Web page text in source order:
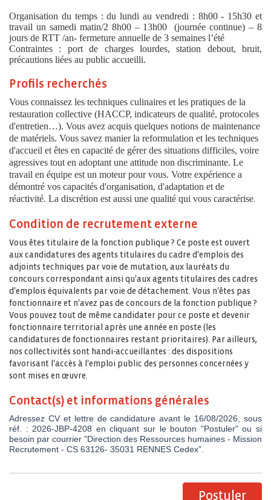
Organisation du temps : du lundi au vendredi : 8h00 - 15h30 et
travail un samedi matin/2 8h00 – 13h00 (journée continue) – 8
jours de RTT /an- fermeture annuelle de 3 semaines l’été
Contraintes : port de charges lourdes, station debout, bruit,
précautions liées au public accueilli.
Profils recherchés
Vous connaissez les techniques culinaires et les pratiques de la
restauration collective (HACCP, indicateurs de qualité, protocoles
d'entretien…). Vous avez acquis quelques notions de maintenance
de matériels. Vous savez manier la reformulation et les techniques
d'accueil et êtes en capacité de gérer des situations difficiles, voire
agressives tout en adoptant une attitude non discriminante. Le
travail en équipe est un moteur pour vous. Votre expérience a
démontré vos capacités d'organisation, d'adaptation et de
réactivité. La discrétion est aussi une qualité qui vous caractérise
Condition de recrutement externe
Vous êtes titulaire de la fonction publique ? Ce poste est ouvert
aux candidatures des agents titulaires du cadre d'emplois des
adjoints techniques par voie de mutation, aux lauréats du
concours correspondant ainsi qu'aux agents titulaires des cadres
d'emplois équivalents par voie de détachement. Vous n'êtes pas
fonctionnaire et n'avez pas de concours de la fonction publique ?
Vous pouvez tout de même candidater pour ce poste et devenir
fonctionnaire territorial après une année en poste (les
candidatures de fonctionnaires restant prioritaires). Par ailleurs,
nos collectivités sont handi-accueillantes : des dispositions
favorisant l'accès à l'emploi public des personnes concernées y
sont mises en œuvre.
Contact(s) et informations générales
Adressez CV et lettre de candidature avant le 16/08/2026, sous
réf. : 2026-JBP-4208 en cliquant sur le bouton "Postuler" ou si
besoin par courrier "Direction des Ressources humaines - Mission
Recrutement - CS 63126- 35031 RENNES Cedex".
Postuler